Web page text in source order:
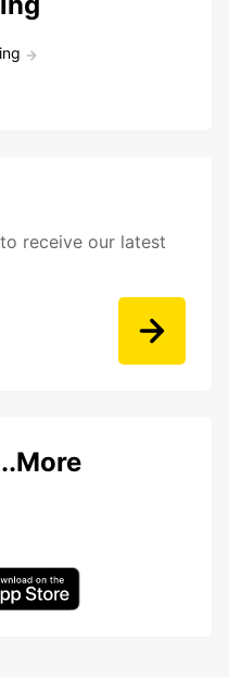
receive our latest